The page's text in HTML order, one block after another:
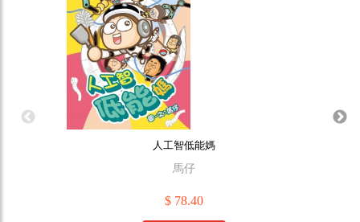
人工智低能媽
馬仔
$ 78.40